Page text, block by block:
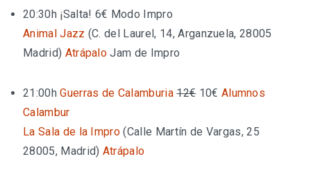
20:30h ¡Salta! 6€ Modo Impro
Animal Jazz (C. del Laurel, 14, Arganzuela, 28005
Madrid) Atrápalo Jam de Impro
21:00h Guerras de Calamburia 12€10€ Alumnos
Calambur
La Sala de la Impro (Calle Martín de Vargas, 25
28005, Madrid) Atrápalo